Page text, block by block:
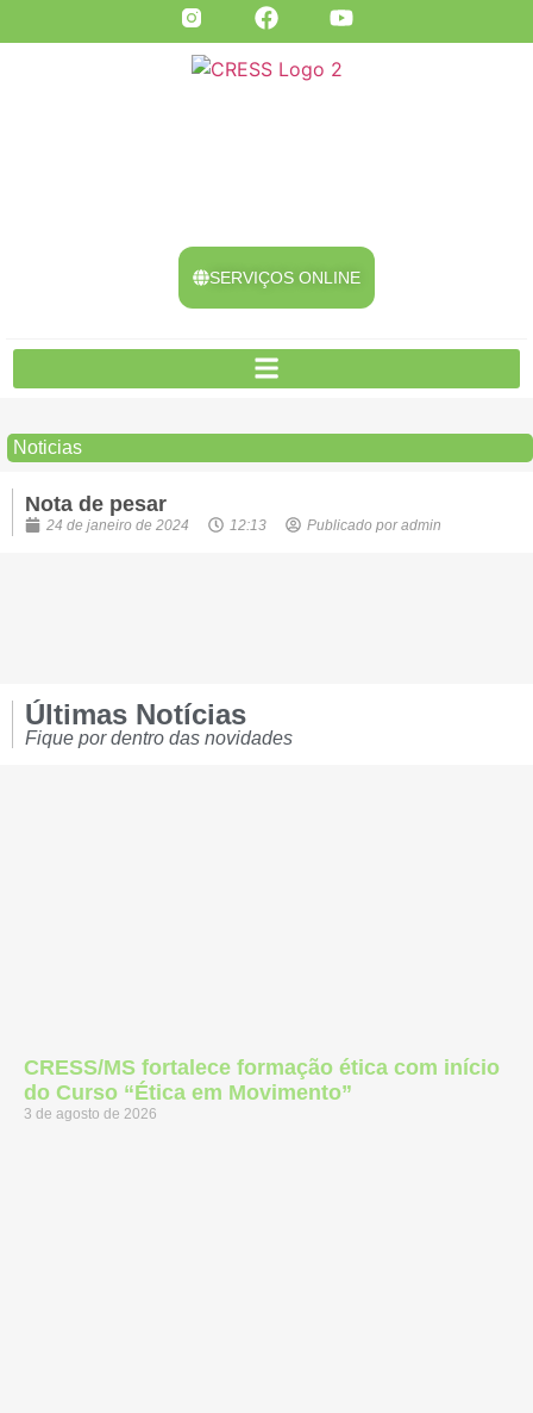
SERVIÇOS ONLINE
Noticias
Nota de pesar
24 de janeiro de 2024 12:13 Publicado poradmin
Últimas Notícias
Fique por dentro das novidades
CRESS/MS fortalece formação ética com início
do Curso “Ética em Movimento”
3 de agosto de 2026